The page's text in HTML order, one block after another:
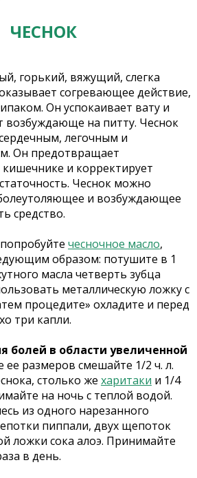
ЧЕСНОК
горький, вяжущий, слегка
согревающее действие,
Он успокаивает вату и
возбуждающе на питту. Чеснок
легочным и
Он предотвращает
кишечнике и корректирует
Чеснок можно
и возбуждающее
средство.
попробуйте чесночное масло,
образом: потушите в 1
масла четверть зубца
металлическую ложку с
процедите» охладите и перед
три капли.
болей в области увеличенной
ее размеров смешайте 1/2 ч. л.
столько же харитаки и 1/4
на ночь с теплой водой.
из одного нарезанного
пиппали, двух щепоток
ложки сока алоэ. Принимайте
в день.